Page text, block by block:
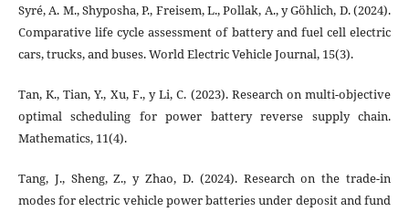
Syré, A. M., Shyposha, P., Freisem, L., Pollak, A., y Göhlich, D. (2024).
Comparative life cycle assessment of battery and fuel cell electric
cars, trucks, and buses. World Electric Vehicle Journal, 15(3).
Tan, K., Tian, Y., Xu, F., y Li, C. (2023). Research on multi-objective
optimal scheduling for power battery reverse supply chain.
Mathematics, 11(4).
Tang, J., Sheng, Z., y Zhao, D. (2024). Research on the trade-in
modes for electric vehicle power batteries under deposit and fund